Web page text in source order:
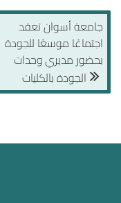
جامعة أسوان تعقد
اجتماعًا موسعًا للجودة
بحضور مديري وحدات
الجودة بالكليات